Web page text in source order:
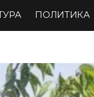
ПОЛИТИКА